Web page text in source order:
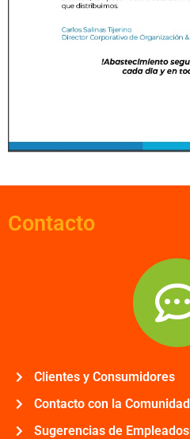
Contacto
Clientes y Consumidores
Contacto con la Comunidad
Sugerencias de Empleados